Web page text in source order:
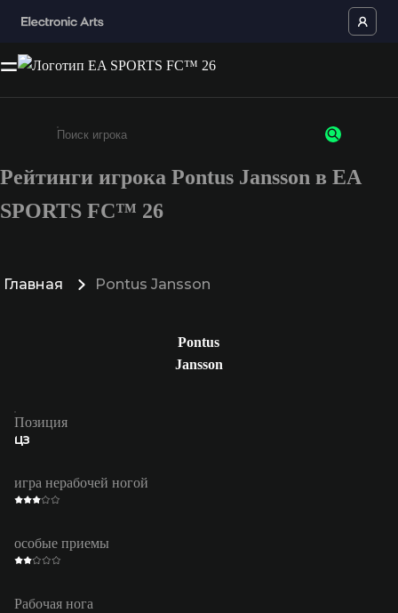
Введите не менее 3 символов или цифр
Рейтинги игрока Pontus Jansson в EA
SPORTS FC™ 26
Главная Pontus Jansson
Pontus
Jansson
Позиция
ЦЗ
игра нерабочей ногой
особые приемы
Рабочая нога